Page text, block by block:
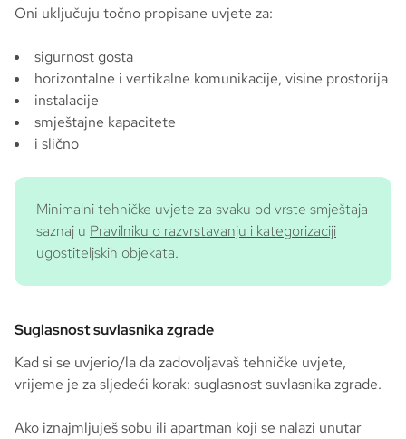
Oni uključuju točno propisane uvjete za:
sigurnost gosta
horizontalne i vertikalne komunikacije, visine prostorija
instalacije
smještajne kapacitete
i slično
Minimalni tehničke uvjete za svaku od vrste smještaja
saznaj u Pravilniku o razvrstavanju i kategorizaciji
ugostiteljskih objekata.
Suglasnost suvlasnika zgrade
Kad si se uvjerio/la da zadovoljavaš tehničke uvjete,
vrijeme je za sljedeći korak: suglasnost suvlasnika zgrade.
Ako iznajmljuješ sobu ili apartman koji se nalazi unutar